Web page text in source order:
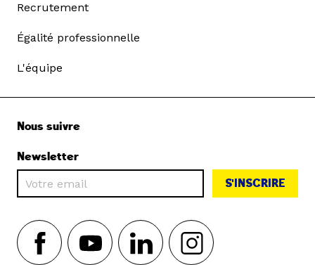
Recrutement
Égalité professionnelle
L'équipe
Nous suivre
Newsletter
S'INSCRIRE